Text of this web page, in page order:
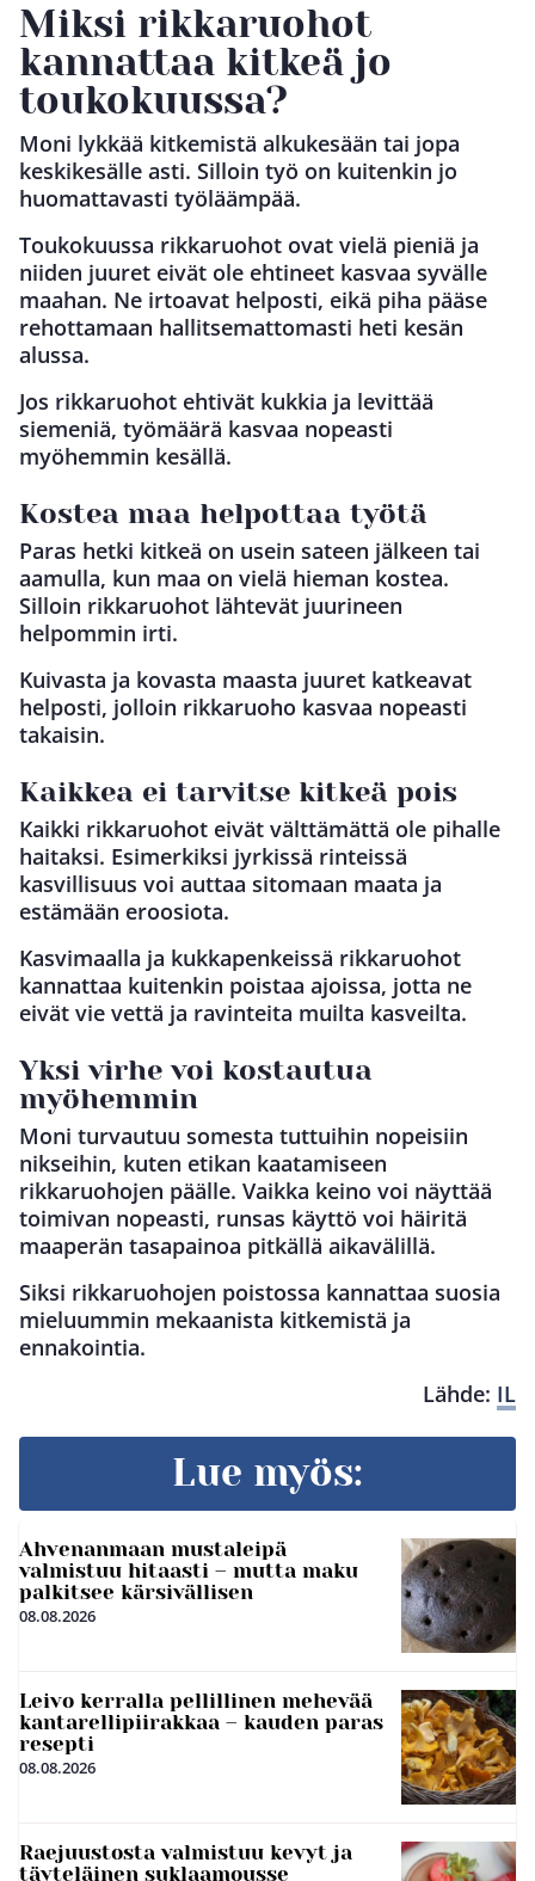
Miksi rikkaruohot
kannattaa kitkeä jo
toukokuussa?
Moni lykkää kitkemistä alkukesään tai jopa
keskikesälle asti. Silloin työ on kuitenkin jo
huomattavasti työläämpää.
Toukokuussa rikkaruohot ovat vielä pieniä ja
niiden juuret eivät ole ehtineet kasvaa syvälle
maahan. Ne irtoavat helposti, eikä piha pääse
rehottamaan hallitsemattomasti heti kesän
alussa.
Jos rikkaruohot ehtivät kukkia ja levittää
siemeniä, työmäärä kasvaa nopeasti
myöhemmin kesällä.
Kostea maa helpottaa työtä
Paras hetki kitkeä on usein sateen jälkeen tai
aamulla, kun maa on vielä hieman kostea.
Silloin rikkaruohot lähtevät juurineen
helpommin irti.
Kuivasta ja kovasta maasta juuret katkeavat
helposti, jolloin rikkaruoho kasvaa nopeasti
takaisin.
Kaikkea ei tarvitse kitkeä pois
Kaikki rikkaruohot eivät välttämättä ole pihalle
haitaksi. Esimerkiksi jyrkissä rinteissä
kasvillisuus voi auttaa sitomaan maata ja
estämään eroosiota.
Kasvimaalla ja kukkapenkeissä rikkaruohot
kannattaa kuitenkin poistaa ajoissa, jotta ne
eivät vie vettä ja ravinteita muilta kasveilta.
Yksi virhe voi kostautua
myöhemmin
Moni turvautuu somesta tuttuihin nopeisiin
nikseihin, kuten etikan kaatamiseen
rikkaruohojen päälle. Vaikka keino voi näyttää
toimivan nopeasti, runsas käyttö voi häiritä
maaperän tasapainoa pitkällä aikavälillä.
Siksi rikkaruohojen poistossa kannattaa suosia
mieluummin mekaanista kitkemistä ja
ennakointia.
Lähde: IL
Lue myös:
Ahvenanmaan mustaleipä
valmistuu hitaasti – mutta maku
palkitsee kärsivällisen
08.08.2026
Leivo kerralla pellillinen mehevää
kantarellipiirakkaa – kauden paras
resepti
08.08.2026
Raejuustosta valmistuu kevyt ja
täyteläinen suklaamousse